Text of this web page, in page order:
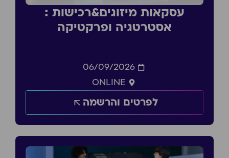
עסקאות מיזוגים&רכישות :
אסטרטגיה ופרקטיקה
06/09/2026
ONLINE
לפרטים והרשמה